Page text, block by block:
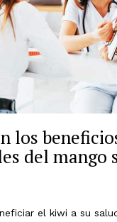
los
del mango
el kiwi a su